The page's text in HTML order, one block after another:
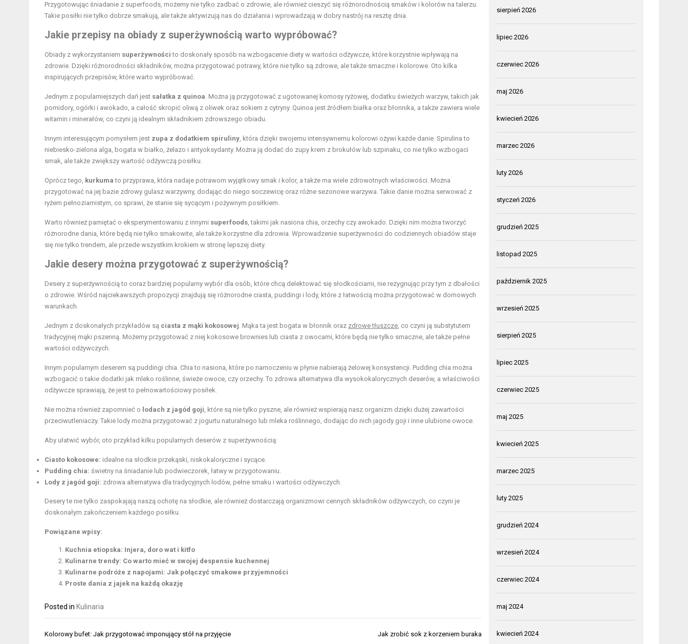
Przygotowując śniadanie z superfoods, możemy nie tylko zadbać o zdrowie, ale również cieszyć się różnorodnością smaków i kolorów na talerzu.
Takie posiłki nie tylko dobrze smakują, ale także aktywizują nas do działania i wprowadzają w dobry nastrój na resztę dnia.
Jakie przepisy na obiady z superżywnością warto wypróbować?
Obiady z wykorzystaniem superżywności to doskonały sposób na wzbogacenie diety w wartości odżywcze, które korzystnie wpływają na
zdrowie. Dzięki różnorodności składników, można przygotować potrawy, które nie tylko są zdrowe, ale także smaczne i kolorowe. Oto kilka
inspirujących przepisów, które warto wypróbować.
Jednym z popularniejszych dań jest sałatka z quinoa. Można ją przygotować z ugotowanej komosy ryżowej, dodatku świeżych warzyw, takich jak
pomidory, ogórki i awokado, a całość skropić oliwą z oliwek oraz sokiem z cytryny. Quinoa jest źródłem białka oraz błonnika, a także zawiera wiele
witamin i minerałów, co czyni ją idealnym składnikiem zdrowszego obiadu.
Innym interesującym pomysłem jest zupa z dodatkiem spiruliny, która dzięki swojemu intensywnemu kolorowi ożywi każde danie. Spirulina to
niebiesko-zielona alga, bogata w białko, żelazo i antyoksydanty. Można ją dodać do zupy krem z brokułów lub szpinaku, co nie tylko wzbogaci
smak, ale także zwiększy wartość odżywczą posiłku.
Oprócz tego, kurkuma to przyprawa, która nadaje potrawom wyjątkowy smak i kolor, a także ma wiele zdrowotnych właściwości. Można
przygotować na jej bazie zdrowy gulasz warzywny, dodając do niego soczewicę oraz różne sezonowe warzywa. Takie danie można serwować z
ryżem pełnoziarnistym, co sprawi, że stanie się sycącym i pożywnym posiłkiem.
Warto również pamiętać o eksperymentowaniu z innymi superfoods, takimi jak nasiona chia, orzechy czy awokado. Dzięki nim można tworzyć
różnorodne dania, które będą nie tylko smakowite, ale także korzystne dla zdrowia. Wprowadzenie superżywności do codziennych obiadów staje
się nie tylko trendem, ale przede wszystkim krokiem w stronę lepszej diety.
Jakie desery można przygotować z superżywnością?
Desery z superżywnością to coraz bardziej popularny wybór dla osób, które chcą delektować się słodkościami, nie rezygnując przy tym z dbałości
o zdrowie. Wśród najciekawszych propozycji znajdują się różnorodne ciasta, puddingi i lody, które z łatwością można przygotować w domowych
warunkach.
Jednym z doskonałych przykładów są ciasta z mąki kokosowej. Mąka ta jest bogata w błonnik oraz zdrowe tłuszcze, co czyni ją substytutem
tradycyjnej mąki pszenną. Możemy przygotować z niej kokosowe brownies lub ciasta z owocami, które będą nie tylko smaczne, ale także pełne
wartości odżywczych.
Innym popularnym deserem są puddingi chia. Chia to nasiona, które po namoczeniu w płynie nabierają żelowej konsystencji. Pudding chia można
wzbogacić o takie dodatki jak mleko roślinne, świeże owoce, czy orzechy. To zdrowa alternatywa dla wysokokalorycznych deserów, a właściwości
odżywcze sprawiają, że jest to pełnowartościowy posiłek.
Nie można również zapomnieć o lodach z jagód goji, które są nie tylko pyszne, ale również wspierają nasz organizm dzięki dużej zawartości
przeciwutleniaczy. Takie lody można przygotować z jogurtu naturalnego lub mleka roślinnego, dodając do nich jagody goji i inne ulubione owoce.
Aby ułatwić wybór, oto przykład kilku popularnych deserów z superżywnością:
Ciasto kokosowe: idealne na słodkie przekąski, niskokaloryczne i sycące.
Pudding chia: świetny na śniadanie lub podwieczorek, łatwy w przygotowaniu.
Lody z jagód goji: zdrowa alternatywa dla tradycyjnych lodów, pełne smaku i wartości odżywczych.
Desery te nie tylko zaspokajają naszą ochotę na słodkie, ale również dostarczają organizmowi cennych składników odżywczych, co czyni je
doskonałym zakończeniem każdego posiłku.
Powiązane wpisy:
Kuchnia etiopska: Injera, doro wat i kitfo
Kulinarne trendy: Co warto mieć w swojej despensie kuchennej
Kulinarne podróże z napojami: Jak połączyć smakowe przyjemności
Proste dania z jajek na każdą okazję
Posted in Kulinaria
Nawigacja
Kolorowy bufet: Jak przygotować imponujący stół na przyjęcie Jak zrobić sok z korzeniem buraka
sierpień 2026
lipiec 2026
czerwiec 2026
maj 2026
kwiecień 2026
marzec 2026
luty 2026
styczeń 2026
grudzień 2025
listopad 2025
październik 2025
wrzesień 2025
sierpień 2025
lipiec 2025
czerwiec 2025
maj 2025
kwiecień 2025
marzec 2025
luty 2025
grudzień 2024
wrzesień 2024
czerwiec 2024
maj 2024
kwiecień 2024